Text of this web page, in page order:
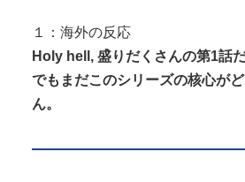
１：海外の反応
Holy hell, 盛りだくさんの第1話だ
でもまだこのシリーズの核心が
ん。